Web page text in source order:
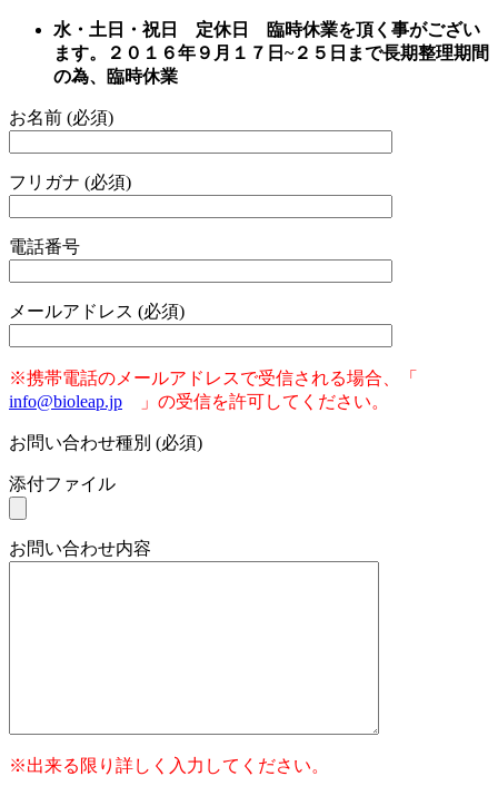
水・土日・祝日 定休日 臨時休業を頂く事がござい
ます。２０１６年９月１７日~２５日まで長期整理期間
の為、臨時休業
お名前 (必須)
フリガナ (必須)
電話番号
メールアドレス (必須)
※携帯電話のメールアドレスで受信される場合、「
info@bioleap.jp 」の受信を許可してください。
お問い合わせ種別 (必須)
添付ファイル
お問い合わせ内容
※出来る限り詳しく入力してください。